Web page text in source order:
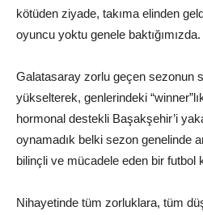
kötüden ziyade, takıma elinden
oyuncu yoktu genele baktığımızda.
Galatasaray zorlu geçen sezonun
yükselterek, genlerindeki
hormonal destekli Başakşehir’i
oynamadık belki sezon genelinde
bilinçli ve mücadele eden bir futbol
Nihayetinde tüm zorluklara, tüm